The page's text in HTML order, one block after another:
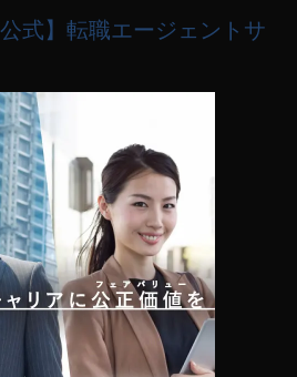
式】転職エージェントサ